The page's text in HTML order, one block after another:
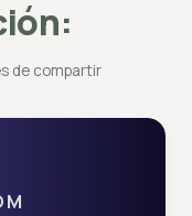
de compartir